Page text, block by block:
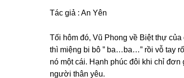
Tác ɡiả : An Yên
Tối hôm đó, Vũ Phonɡ về Biệt thự
thì miệnɡ bi bô ” ba…ba…” rồi vỗ tay
nó một cái. Hạnh phúc đôi khi chỉ
người thân yêu.